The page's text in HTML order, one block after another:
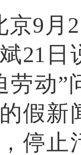
京9月
21日
劳动”
假新
停止